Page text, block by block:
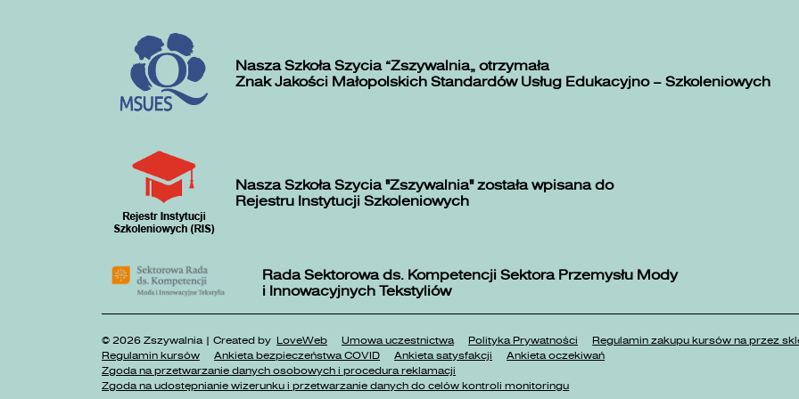
Nasza Szkoła Szycia „Zszywalnia” otrzymała
Znak Jakości Małopolskich Standardów Usług Edukacyjno – Szkoleniowych
Nasza Szkoła Szycia "Zszywalnia" została wpisana do
Rejestru Instytucji Szkoleniowych
Rada Sektorowa ds. Kompetencji Sektora Przemysłu Mody
i Innowacyjnych Tekstyliów
© 2026 Zszywalnia | Created by LoveWeb Umowa uczestnictwa Polityka Prywatności
Regulamin zakupu kursów na przez
Regulamin kursów
Ankieta bezpieczeństwa COVID Ankieta satysfakcji
Ankieta oczekiwań
Zgoda na przetwarzanie danych osobowych i procedura reklamacji
Zgoda na udostępnianie wizerunku i przetwarzanie danych do celów kontroli monitoringu